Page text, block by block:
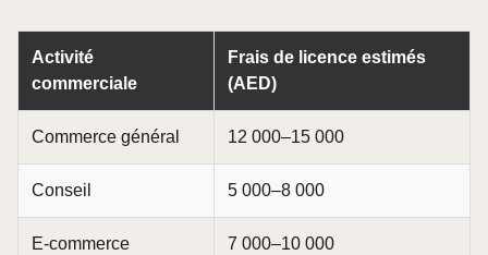
Activité
commerciale
Frais de licence estimés
(AED)
Commerce général 12 000–15 000
Conseil 5 000–8 000
E-commerce 7 000–10 000